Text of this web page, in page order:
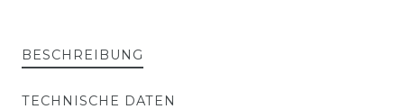
BESCHREIBUNG
TECHNISCHE DATEN